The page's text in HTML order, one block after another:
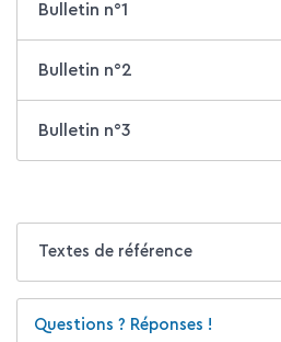
Bulletin n°1
Bulletin n°2
Bulletin n°3
Textes de référence
Questions ? Réponses !